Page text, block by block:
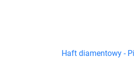
Haft diamentowy -